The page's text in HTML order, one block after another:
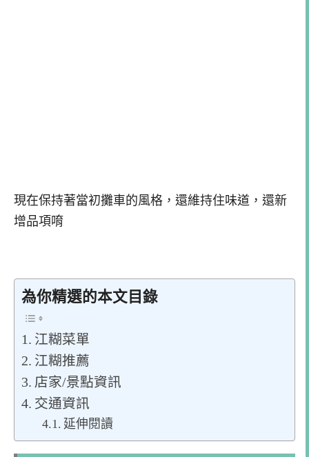
現在保持著當初攤車的風格，還維持住味道，還新
增品項唷
為你精選的本文目錄
江糊菜單
江糊推薦
店家/景點資訊
交通資訊
延伸閱讀